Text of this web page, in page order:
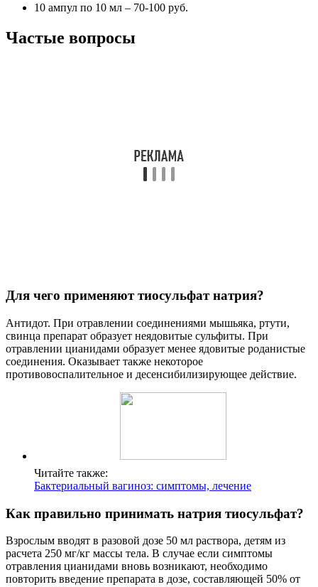
10 ампул по 10 мл – 70-100 руб.
Частые вопросы
Для чего применяют тиосульфат натрия?
Антидот. При отравлении соединениями мышьяка, ртути,
свинца препарат образует неядовитые сульфиты. При
отравлении цианидами образует менее ядовитые роданистые
соединения. Оказывает также некоторое
противовоспалительное и десенсибилизирующее действие.
Читайте также:
Бактериальный вагиноз: симптомы, лечение
Как правильно принимать натрия тиосульфат?
Взрослым вводят в разовой дозе 50 мл раствора, детям из
расчета 250 мг/кг массы тела. В случае если симптомы
отравления цианидами вновь возникают, необходимо
повторить введение препарата в дозе, составляющей 50% от